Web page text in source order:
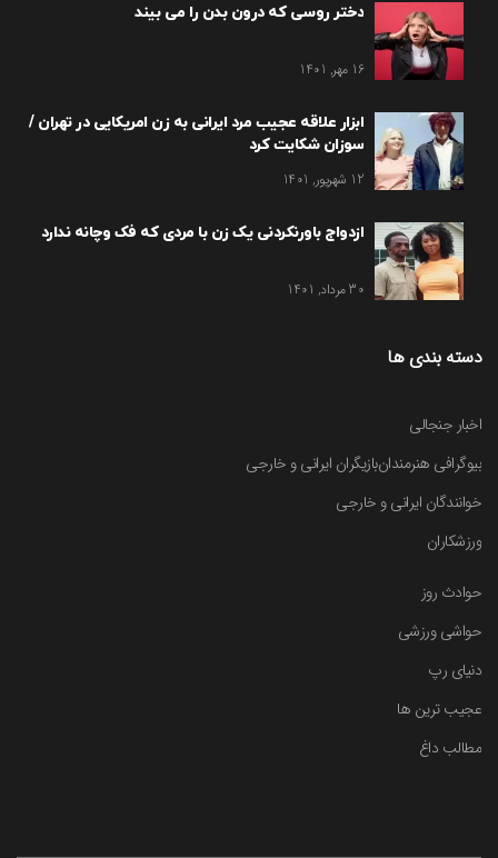
دختر روسی که درون بدن را می بیند
16 مهر, 1401
ابزار علاقه عجیب مرد ایرانی به زن امریکایی در تهران /
سوزان شکایت کرد
12 شهریور, 1401
ازدواج باورنکردنی یک زن با مردی که فک وچانه ندارد
30 مرداد, 1401
دسته بندی ها
اخبار جنجالی
بیوگرافی هنرمندانبازیگران ایرانی و خارجی
خوانندگان ایرانی و خارجی
ورزشکاران
حوادث روز
حواشی ورزشی
دنیای رپ
عجیب ترین ها
مطالب داغ